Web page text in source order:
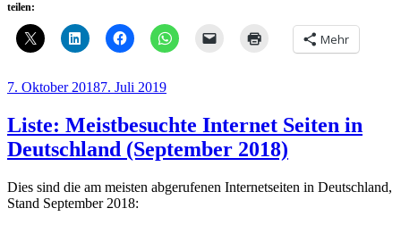
teilen:
Mehr
Veröffentlicht
7. Oktober 20187. Juli 2019
Liste: Meistbesuchte Internet Seiten in
Deutschland (September 2018)
Dies sind die am meisten abgerufenen Internetseiten in Deutschland,
Stand September 2018: